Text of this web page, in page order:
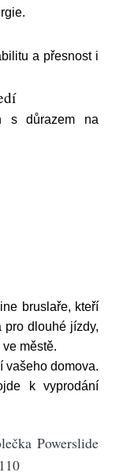
a přesnost i
s důrazem na
bruslaře, kteří
pro dlouhé jízdy,
městě.
vašeho domova.
k vyprodání
Powerslide